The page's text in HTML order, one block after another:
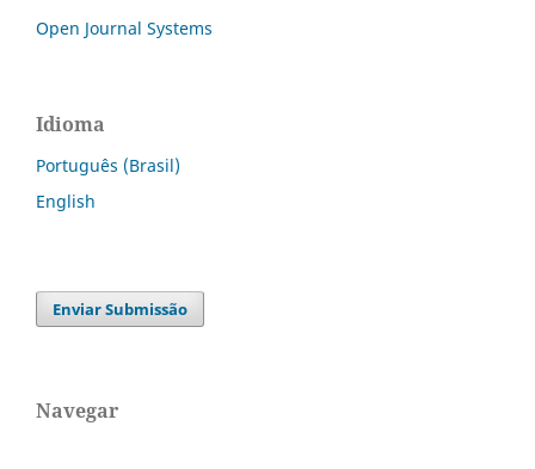
Open Journal Systems
Idioma
Português (Brasil)
English
Enviar Submissão
Navegar